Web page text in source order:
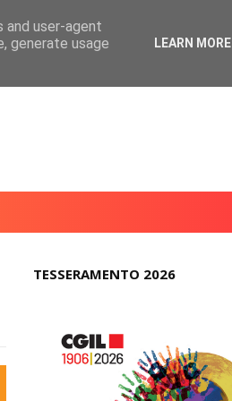
TESSERAMENTO 2026
and user-agent
generate usage
LEARN MORE